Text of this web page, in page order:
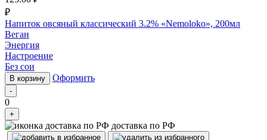
₽
Напиток овсяный классический 3.2% «Nemoloko», 200мл
Веган
Энергия
Настроение
Без сои
В корзину Оформить
-
0
+
доставка по РФ